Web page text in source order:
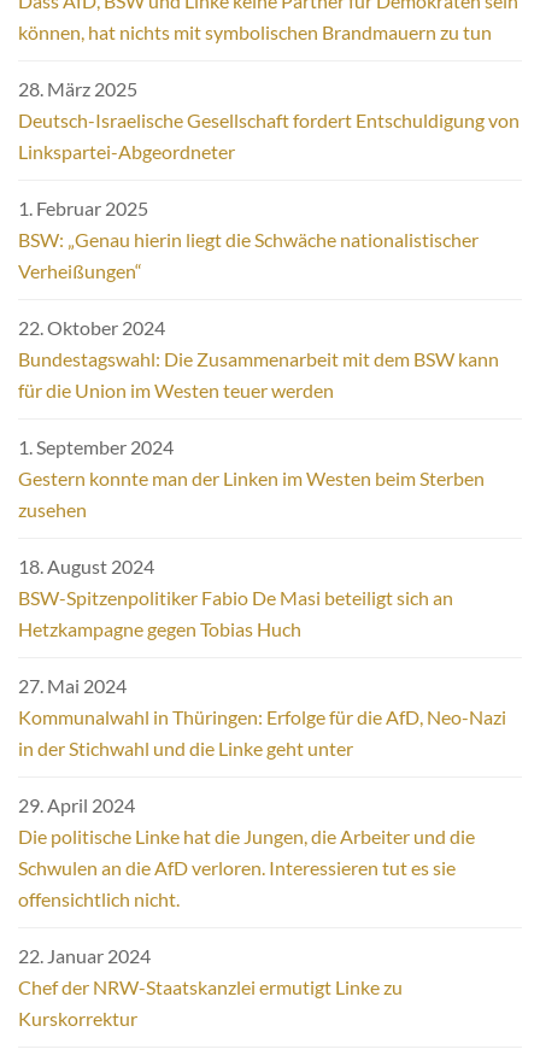
können, hat nichts mit symbolischen Brandmauern zu tun
28. März 2025
Deutsch-Israelische Gesellschaft fordert Entschuldigung von
Linkspartei-Abgeordneter
1. Februar 2025
BSW: „Genau hierin liegt die Schwäche nationalistischer
Verheißungen“
22. Oktober 2024
Bundestagswahl: Die Zusammenarbeit mit dem BSW kann
für die Union im Westen teuer werden
1. September 2024
Gestern konnte man der Linken im Westen beim Sterben
zusehen
18. August 2024
BSW-Spitzenpolitiker Fabio De Masi beteiligt sich an
Hetzkampagne gegen Tobias Huch
27. Mai 2024
Kommunalwahl in Thüringen: Erfolge für die AfD, Neo-Nazi
in der Stichwahl und die Linke geht unter
29. April 2024
Die politische Linke hat die Jungen, die Arbeiter und die
Schwulen an die AfD verloren. Interessieren tut es sie
offensichtlich nicht.
22. Januar 2024
Chef der NRW-Staatskanzlei ermutigt Linke zu
Kurskorrektur